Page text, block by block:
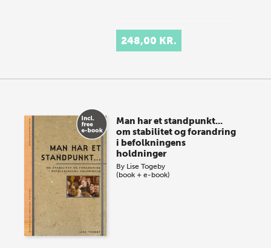
248,00 KR.
Man har et standpunkt...
om stabilitet og forandring
i befolkningens
holdninger
By Lise Togeby
(book + e-book)